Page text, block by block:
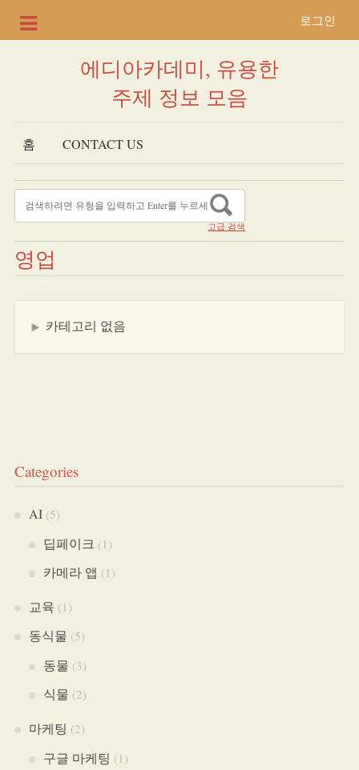
로그인
에디아카데미, 유용한
주제 정보 모음
홈 CONTACT US
고급 검색
영업
카테고리 없음
Categories
AI(5)
딥페이크 (1)
카메라 앱 (1)
교육 (1)
동식물 (5)
동물 (3)
식물 (2)
마케팅 (2)
구글 마케팅 (1)